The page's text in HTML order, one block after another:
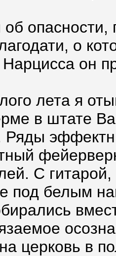
опасности,
о
он
лета я
в штате
Ряды
С
под белым
церковь в